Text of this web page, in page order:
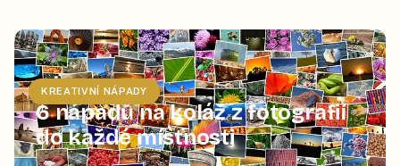
KREATIVNÍ NÁPADY
6 nápadů na koláž z fotografií
do každé místnosti